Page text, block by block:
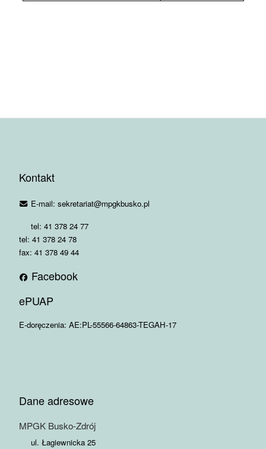
Kontakt
E-mail: sekretariat@mpgkbusko.pl
tel: 41 378 24 77
tel: 41 378 24 78
fax: 41 378 49 44
Facebook
ePUAP
E-doręczenia: AE:PL-55566-64863-TEGAH-17
Dane adresowe
MPGK Busko-Zdrój
ul. Łagiewnicka 25